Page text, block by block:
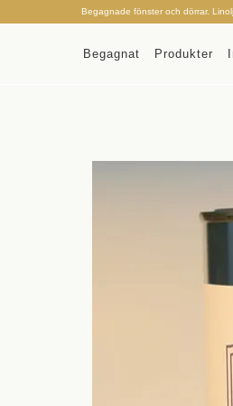
Begagnade fönster och dörrar.
Begagnat Produkter